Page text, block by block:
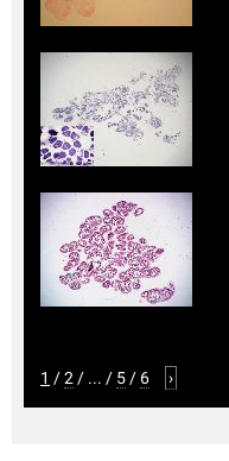
1 /2 / ... / 5 / 6 ›